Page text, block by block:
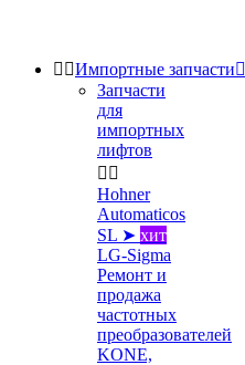
 Импортные запчасти
Запчасти
для
импортных
лифтов
 
Hohner
Automaticos
SL ➤ хит
LG-Sigma
Ремонт и
продажа
частотных
преобразователей
KONE,